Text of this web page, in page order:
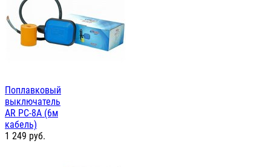
Поплавковый
выключатель
AR PC-8A (6м
кабель)
1 249 руб.